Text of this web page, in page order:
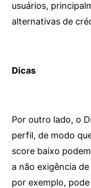
usuários,
alternativas de
Dicas
Por outro lado, o
perfil, de modo
score baixo
a não exigência
por exemplo,